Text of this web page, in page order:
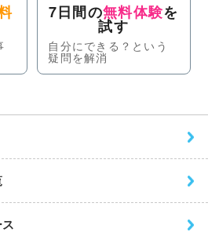
7日間の無料体験を
試す
自分にできる？という
疑問を解消